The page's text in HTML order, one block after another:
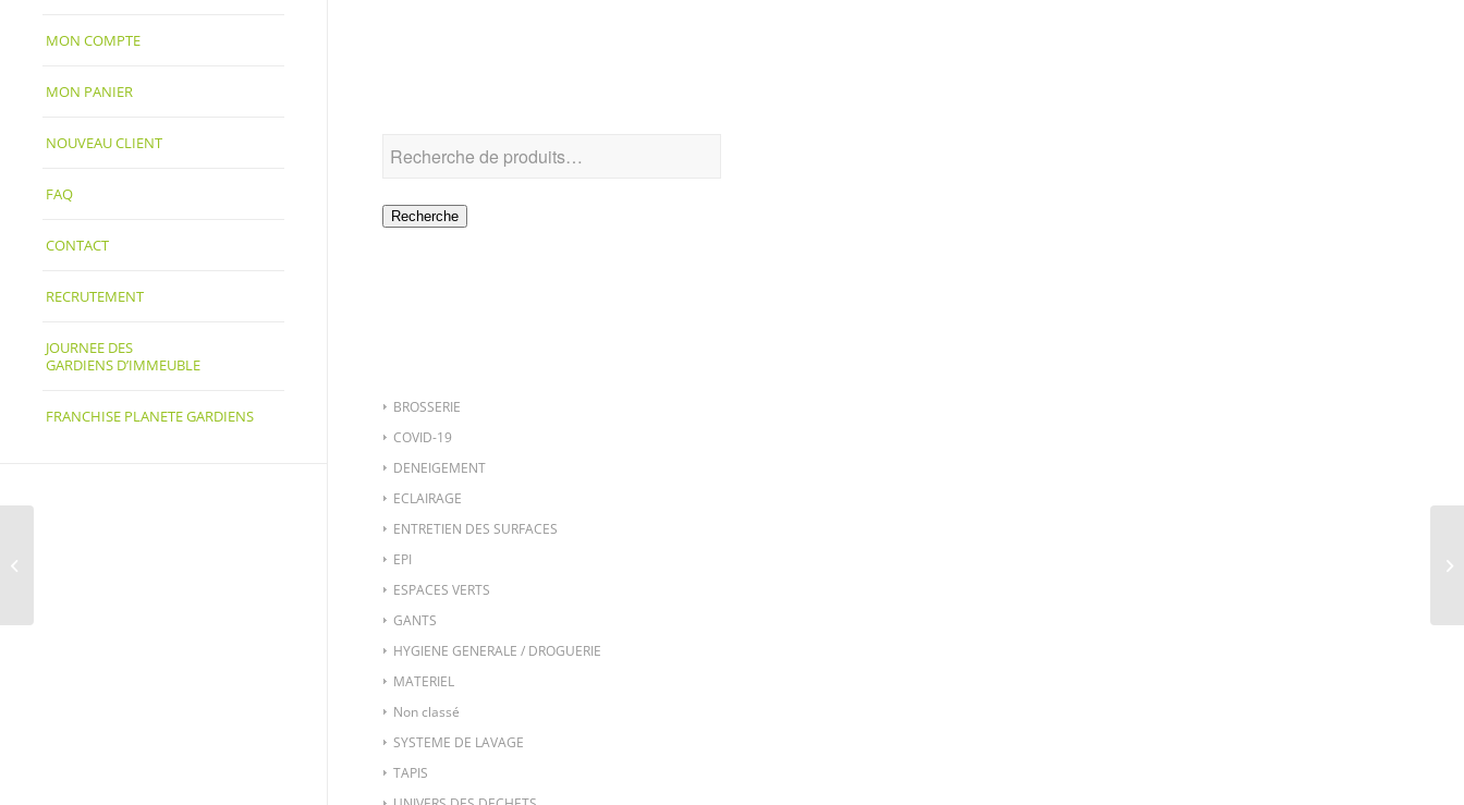
MON COMPTE
MON PANIER
NOUVEAU CLIENT
FAQ
CONTACT
RECRUTEMENT
JOURNEE DES
GARDIENS D’IMMEUBLE
FRANCHISE PLANETE GARDIENS
Recherche
BROSSERIE
COVID-19
DENEIGEMENT
ECLAIRAGE
ENTRETIEN DES SURFACES
EPI
ESPACES VERTS
GANTS
HYGIENE GENERALE / DROGUERIE
MATERIEL
Non classé
SYSTEME DE LAVAGE
TAPIS